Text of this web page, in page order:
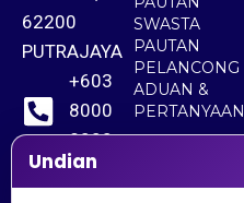
62200
PUTRAJAYA
+603
8000
8000
+603
SWASTA
PAUTAN
PELANCONG
ADUAN &
PERTANYAAN
Undian